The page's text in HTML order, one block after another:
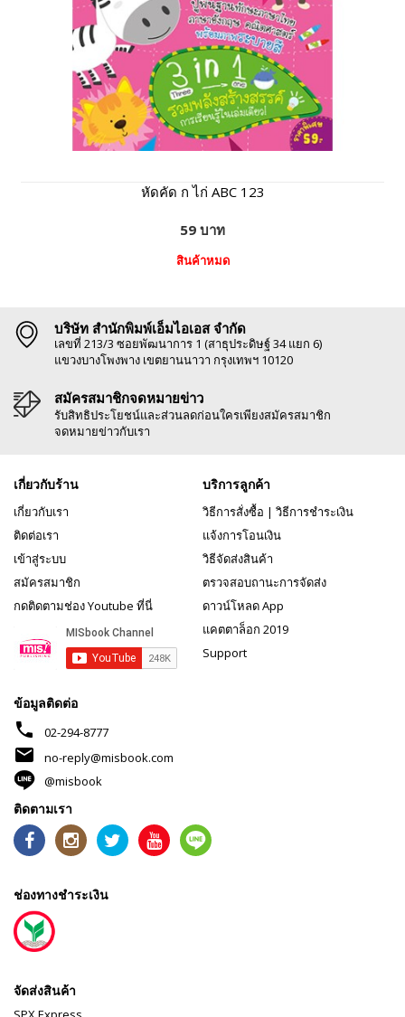
หัดคัด ก ไก่ ABC 123
59 บาท
สินค้าหมด
บริษัท สำนักพิมพ์เอ็มไอเอส จำกัด
เลขที่ 213/3 ซอยพัฒนาการ 1 (สาธุประดิษฐ์ 34 แยก 6)
แขวงบางโพงพาง เขตยานนาวา กรุงเทพฯ 10120
สมัครสมาชิกจดหมายข่าว
รับสิทธิประโยชน์และส่วนลดก่อนใครเพียงสมัครสมาชิก
จดหมายข่าวกับเรา
เกี่ยวกับร้าน
เกี่ยวกับเรา
ติดต่อเรา
เข้าสู่ระบบ
สมัครสมาชิก
กดติดตามช่อง Youtube ที่นี่
บริการลูกค้า
วิธีการสั่งซื้อ | วิธีการชำระเงิน
แจ้งการโอนเงิน
วิธีจัดส่งสินค้า
ตรวจสอบถานะการจัดส่ง
ดาวน์โหลด App
แคตตาล็อก 2019
Support
ข้อมูลติดต่อ
phone 02-294-8777
mail
no-reply@misbook.com
@misbook
ติดตามเรา
ช่องทางชำระเงิน
จัดส่งสินค้า